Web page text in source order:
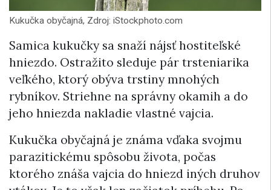
Kukučka obyčajná, Zdroj: iStockphoto.com
Samica kukučky sa snaží nájsť hostiteľské
hniezdo. Ostražito sleduje pár trsteniarika
veľkého, ktorý obýva trstiny mnohých
rybníkov. Striehne na správny okamih a do
jeho hniezda nakladie vlastné vajcia.
Kukučka obyčajná je známa vďaka svojmu
parazitickému spôsobu života, počas
ktorého znáša vajcia do hniezd iných druhov